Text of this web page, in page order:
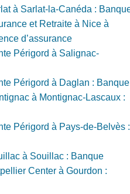
à Sarlat-la-Canéda :
et Retraite à Nice à
d’assurance
Périgord à Salignac-
Périgord à Daglan : Banque
à Montignac-Lascaux :
Périgord à Pays-de-Belvès :
à Souillac : Banque
Center à Gourdon :